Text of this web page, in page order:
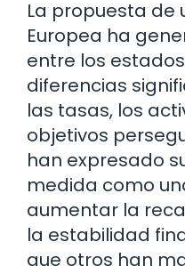
La propuesta de
Europea ha
entre los
diferencias
las tasas, los
objetivos
han expresado
medida como
aumentar la
la estabilidad
que otros han